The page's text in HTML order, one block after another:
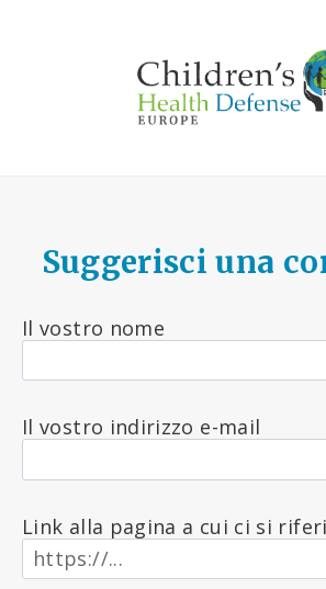
Suggerisci una
Il vostro nome
Il vostro indirizzo e-mail
Link alla pagina a cui ci si